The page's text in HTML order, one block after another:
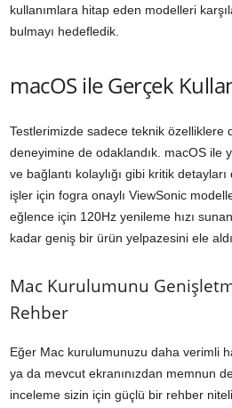
kullanımlara hitap eden modelleri
bulmayı hedefledik.
macOS ile Gerçek
Testlerimizde sadece teknik özelliklere
deneyimine de odaklandık. macOS ile
ve bağlantı kolaylığı gibi kritik
işler için fogra onaylı ViewSonic
eğlence için 120Hz yenileme hızı
kadar geniş bir ürün yelpazesini ele
Mac Kurulumunu
Rehber
Eğer Mac kurulumunuzu daha verimli
ya da mevcut ekranınızdan memnun
inceleme sizin için güçlü bir rehber